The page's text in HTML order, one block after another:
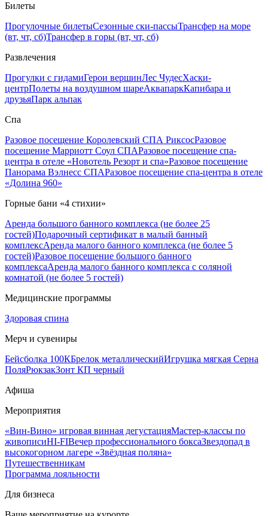
Билеты
Прогулочные билетыСезонные ски-пассыТрансфер на море
(вт, чт, сб)Трансфер в горы (вт, чт, сб)
Развлечения
Прогулки с гидамиГерои вершинЛес ЧудесХаски-
центрПолеты на воздушном шареАквапаркКапибара и
друзьяПарк альпак
Спа
Разовое посещение Королевский СПА РиксосРазовое
посещение Марриотт Соул СПАРазовое посещение спа-
центра в отеле «Новотель Резорт и спа»Разовое посещение
Панорама Вэлнесс СПАРазовое посещение спа-центра в отеле
«Долина 960»
Горные бани «4 стихии»
Аренда большого банного комплекса (не более 25
гостей)Подарочный сертификат в малый банный
комплексАренда малого банного комплекса (не более 5
гостей)Разовое посещение большого банного
комплексаАренда малого банного комплекса с соляной
комнатой (не более 5 гостей)
Медицинские программы
Здоровая спина
Мерч и сувениры
Бейсболка 100КБрелок металлическийИгрушка мягкая Серна
ПоляРюкзакЗонт КП черный
Афиша
Мероприятия
«Вин-Вино» игровая винная дегустацияМастер-классы по
живописиHI-FIВечер профессионального боксаЗвездопад в
высокогорном лагере «Звёздная поляна»
Путешественникам
Программа лояльности
Для бизнеса